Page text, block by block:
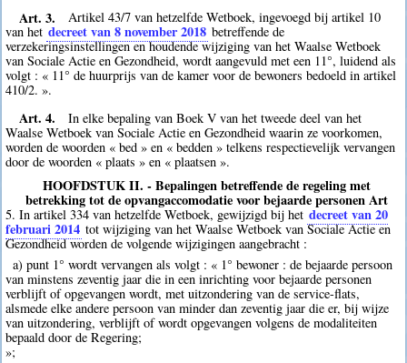
Art. 3.
Artikel 43/7 van hetzelfde Wetboek, ingevoegd bij artikel 10
van het decreet van 8 november 2018 betreffende de
verzekeringsinstellingen en houdende wijziging van het Waalse Wetboek
van Sociale Actie en Gezondheid, wordt aangevuld met een 11°, luidend als
volgt : « 11° de huurprijs van de kamer voor de bewoners bedoeld in artikel
410/2. ».
Art. 4.
In elke bepaling van Boek V van het tweede deel van het
Waalse Wetboek van Sociale Actie en Gezondheid waarin ze voorkomen,
worden de woorden « bed » en « bedden » telkens respectievelijk vervangen
door de woorden « plaats » en « plaatsen ».
HOOFDSTUK II. - Bepalingen betreffende de regeling met
betrekking tot de opvangaccomodatie voor bejaarde personen Art
5. In artikel 334 van hetzelfde Wetboek, gewijzigd bij het decreet van 20
februari 2014 tot wijziging van het Waalse Wetboek van Sociale Actie en
Gezondheid worden de volgende wijzigingen aangebracht :
a) punt 1° wordt vervangen als volgt : « 1° bewoner : de bejaarde persoon
van minstens zeventig jaar die in een inrichting voor bejaarde personen
verblijft of opgevangen wordt, met uitzondering van de service-flats,
alsmede elke andere persoon van minder dan zeventig jaar die er, bij wijze
van uitzondering, verblijft of wordt opgevangen volgens de modaliteiten
bepaald door de Regering;
»;